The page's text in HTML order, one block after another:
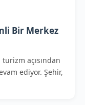
Bir Merkez
açısından
ediyor. Şehir,